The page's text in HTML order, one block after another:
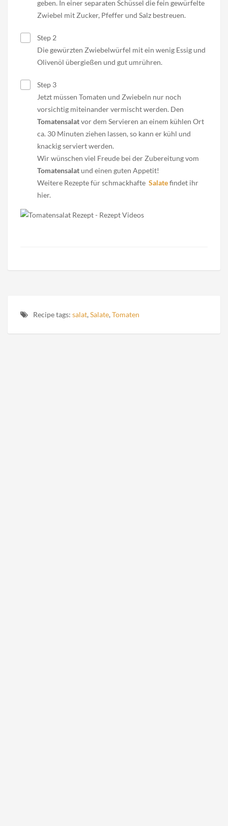
geben. In einer separaten Schüssel die fein gewürfelte
Zwiebel mit Zucker, Pfeffer und Salz bestreuen.
Step 2
Die gewürzten Zwiebelwürfel mit ein wenig Essig und
Olivenöl übergießen und gut umrühren.
Step 3
Jetzt müssen Tomaten und Zwiebeln nur noch
vorsichtig miteinander vermischt werden. Den
Tomatensalatvor dem Servieren an einem kühlen Ort
ca. 30 Minuten ziehen lassen, so kann er kühl und
knackig serviert werden.
Wir wünschen viel Freude bei der Zubereitung vom
Tomatensalat und einen guten Appetit!
Weitere Rezepte für schmackhafte Salatefindet ihr
hier.
Recipe tags: salat,Salate,Tomaten